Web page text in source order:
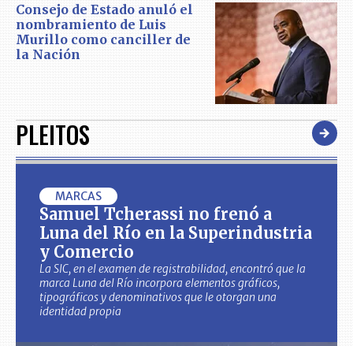
Consejo de Estado anuló el
nombramiento de Luis
Murillo como canciller de
la Nación
PLEITOS
MARCAS
Samuel Tcherassi no frenó a
Luna del Río en la Superindustria
y Comercio
La SIC, en el examen de registrabilidad, encontró que la
marca Luna del Río incorpora elementos gráficos,
tipográficos y denominativos que le otorgan una
identidad propia